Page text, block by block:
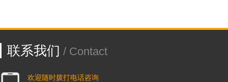
联系我们 / Contact
欢迎随时拨打电话咨询